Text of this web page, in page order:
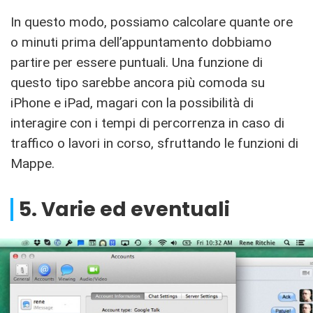
In questo modo, possiamo calcolare quante ore
o minuti prima dell’appuntamento dobbiamo
partire per essere puntuali. Una funzione di
questo tipo sarebbe ancora più comoda su
iPhone e iPad, magari con la possibilità di
interagire con i tempi di percorrenza in caso di
traffico o lavori in corso, sfruttando le funzioni di
Mappe.
5. Varie ed eventuali